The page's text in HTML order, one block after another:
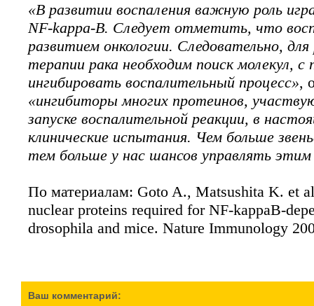
«В развитии воспаления важную роль
NF-kappa-B. Следует отметить, что
развитием онкологии. Следовательно,
терапии рака необходим поиск молекул,
ингибировать воспалительный процесс»,
«ингибиторы многих протеинов,
запуске воспалительной реакции, в
клинические испытания. Чем больше
тем больше у нас шансов управлять этим
По материалам: Goto A., Matsushita K. et
nuclear proteins required for NF-kappaB-
drosophila and mice. Nature Immunology
Ваш комментарий: